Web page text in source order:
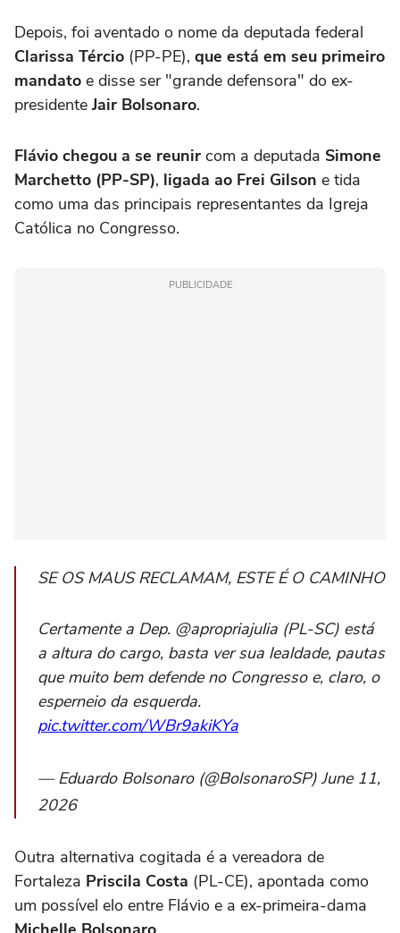
Depois, foi aventado o nome da deputada federal
Clarissa Tércio (PP-PE), que está em seu primeiro
mandato e disse ser "grande defensora" do ex-
presidente Jair Bolsonaro.
Flávio chegou a se reunir com a deputada Simone
Marchetto (PP-SP), ligada ao Frei Gilson e tida
como uma das principais representantes da Igreja
Católica no Congresso.
PUBLICIDADE
SE OS MAUS RECLAMAM, ESTE É O CAMINHO
Certamente a Dep. @apropriajulia (PL-SC) está
a altura do cargo, basta ver sua lealdade, pautas
que muito bem defende no Congresso e, claro, o
esperneio da esquerda.
pic.twitter.com/WBr9akiKYa
— Eduardo Bolsonaro (@BolsonaroSP) June 11,
2026
Outra alternativa cogitada é a vereadora de
Fortaleza Priscila Costa (PL-CE), apontada como
um possível elo entre Flávio e a ex-primeira-dama